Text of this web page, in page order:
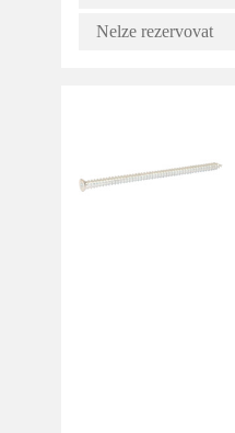
Nelze rezervovat